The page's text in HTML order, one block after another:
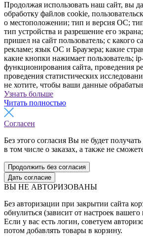
Продолжая использовать наш сайт, вы
обработку файлов cookie,
о местоположении; тип и версия ОС; тип
тип устройства и разрешение его
пришел на сайт пользователь; с какого
рекламе; язык ОС и Браузера; какие
какие кнопки нажимает пользователь;
функционирования сайта, проведения
проведения статистических
не хотите, чтобы ваши данные
Узнать больше
Читать полностью
Согласен
Без этого согласия Вы не будет
в том числе о заказах, а также не
Продолжить без согласия
Дать согласие
ВЫ НЕ АВТОРИЗОВАНЫ
Без авторизации при закрытии сайта
обнулиться (зависит от настроек
Если у вас есть логин, советуем
потом добавлять товары в корзину.